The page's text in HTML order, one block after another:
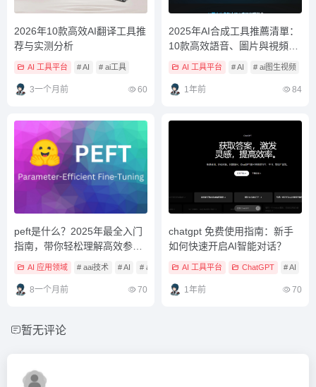
2026年10款高效AI翻译工具推
荐与实测分析
AI 工具平台 # AI # ai工具
3一个月前 60
2025年AI合成工具推薦清單：
10款高效語音、圖片與視頻合
成神器全解析
AI 工具平台 # AI # ai图生视频
1年前 84
peft是什么？2025年最全入门
指南，带你轻松理解高效参数
微调技巧
AI 应用领域 # aai技术 # AI # ai训练
8一个月前 70
chatgpt 免费使用指南：新手
如何快速开启AI智能对话？
AI 工具平台 ChatGPT # AI
1年前 70
暂无评论